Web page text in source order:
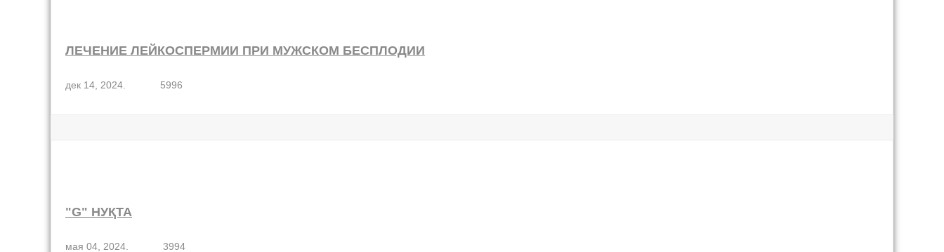
ЛЕЧЕНИЕ ЛЕЙКОСПЕРМИИ ПРИ МУЖСКОМ БЕСПЛОДИИ
дек 14, 2024. 5996
"G" НУҚТА
мая 04, 2024. 3994